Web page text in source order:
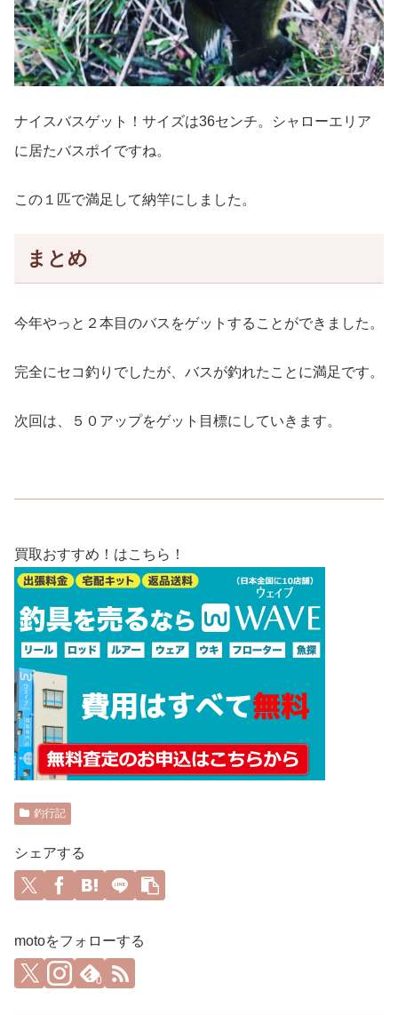
ナイスバスゲット！サイズは36センチ。シャローエリア
に居たバスポイですね。
この１匹で満足して納竿にしました。
まとめ
今年やっと２本目のバスをゲットすることができました。
完全にセコ釣りでしたが、バスが釣れたことに満足です。
次回は、５０アップをゲット目標にしていきます。
買取おすすめ！はこちら！
釣行記
シェアする
motoをフォローする
0